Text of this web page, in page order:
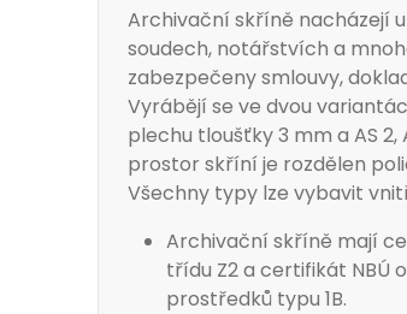
Archivační skříně nacházejí
soudech, notářstvích a
zabezpečeny smlouvy,
Vyrábějí se ve dvou
plechu tloušťky 3 mm a AS
prostor skříní je rozdělen
Všechny typy lze vybavit
Archivační skříně mají
třídu Z2 a certifikát NBÚ
prostředků typu 1B.